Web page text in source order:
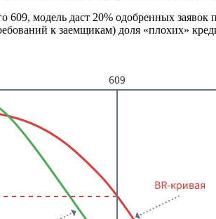
609, модель даст 20% одобренных
к заемщикам) доля «плохих»